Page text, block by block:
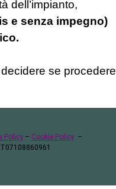
dell’impianto,
e senza impegno)
se procedere
Policy – Cookie Policy –